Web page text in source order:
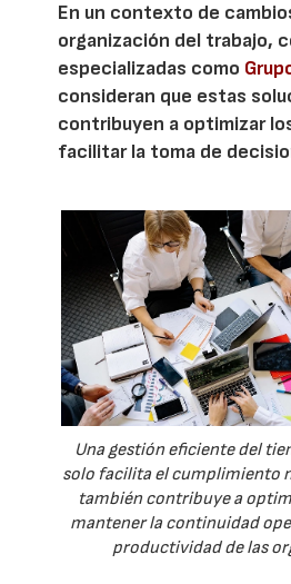
En un contexto de
organización del trabajo,
especializadas como
consideran que estas
contribuyen a optimizar
facilitar la toma de
Una gestión eficiente del
solo facilita el cumplimiento
también contribuye a
mantener la continuidad
productividad de las